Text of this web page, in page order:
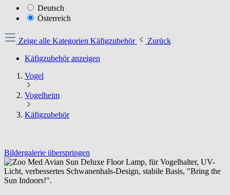
Deutsch
Österreich
Zeige alle Kategorien Käfigzubehör
Zurück
Käfigzubehör anzeigen
Vogel
Vogelheim
Käfigzubehör
Bildergalerie überspringen